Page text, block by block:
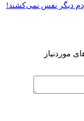
دیگر نفس نمی‌کشند!
موردنیاز